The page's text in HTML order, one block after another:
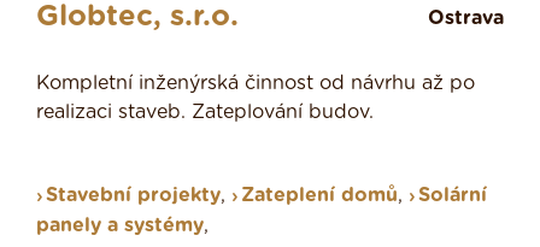
Globtec, s.r.o. Ostrava
Kompletní inženýrská činnost od návrhu až po
realizaci staveb. Zateplování budov.
Stavební projekty, Zateplení domů,
Solární
panely a systémy,